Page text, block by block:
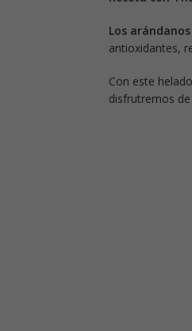
Los
antioxidantes,
Con este
disfrutremos